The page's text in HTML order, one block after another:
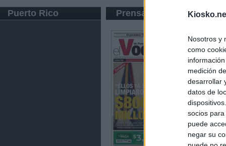
Nosotros y
como
medición
desarrollar
datos de
socios
puede
negar su
Puerto Rico Prensa de Información